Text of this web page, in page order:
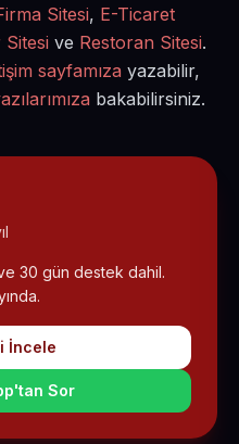
Sitesi, E-Ticaret
ve Restoran Sitesi.
sayfamıza yazabilir,
bakabilirsiniz.
30 gün destek dahil.
İncele
Sor